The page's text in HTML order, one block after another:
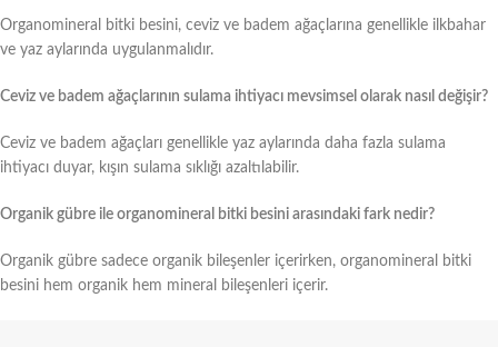
Organomineral bitki besini, ceviz ve badem ağaçlarına genellikle ilkbahar
ve yaz aylarında uygulanmalıdır.
Ceviz ve badem ağaçlarının sulama ihtiyacı mevsimsel olarak nasıl değişir?
Ceviz ve badem ağaçları genellikle yaz aylarında daha fazla sulama
ihtiyacı duyar, kışın sulama sıklığı azaltılabilir.
Organik gübre ile organomineral bitki besini arasındaki fark nedir?
Organik gübre sadece organik bileşenler içerirken, organomineral bitki
besini hem organik hem mineral bileşenleri içerir.